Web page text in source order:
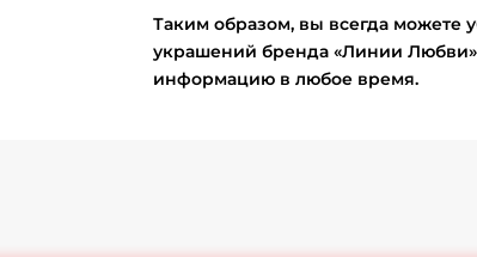
Таким образом, вы всегда можете
украшений бренда «Линии
информацию в любое время.